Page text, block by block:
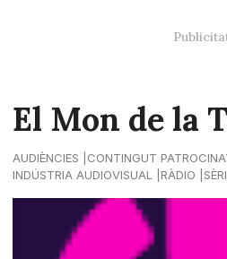
El Mon de la
AUDIÈNCIES
CONTINGUT
INDÚSTRIA AUDIOVISUAL
RÀDIO